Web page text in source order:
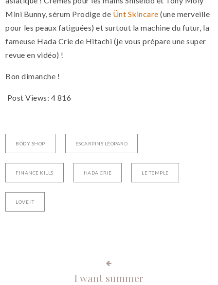
Mini Bunny, sérum Prodige de Ünt Skincare (une merveille
pour les peaux fatiguées) et surtout la machine du futur, la
fameuse Hada Crie de Hitachi (je vous prépare une super
revue en vidéo) !
Bon dimanche !
Post Views: 4 816
BODY SHOP ESCARPINS LÉOPARD
FINANCE KILLS HADA CRIE LE TEMPLE
LOVE IT
I want summer